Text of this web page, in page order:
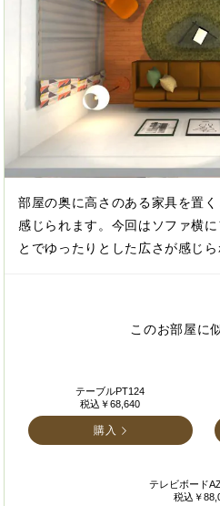
部屋の奥に高さのある家具を置
感じられます。今回はソファ横
とでゆったりとした広さが感じ
このお部屋に
テーブルPT124
税込￥68,640
購入
テレビボード
税込￥